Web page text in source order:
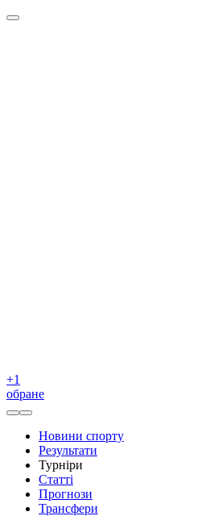
+1
обране
Новини спорту
Результати
Турніри
Статті
Прогнози
Трансфери